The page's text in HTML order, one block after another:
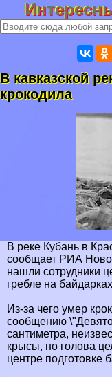
В кавказской
крокодила
В реке Кубань в
сообщает РИА
нашли сотрудники
грeбле на
Из-за чего умер
сообщению
сантиметра,
крысы, но голова
центре подготовке